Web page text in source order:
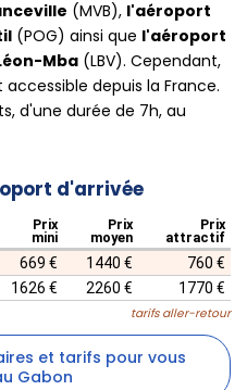
(MVB), l'aéroport
(POG) ainsi que l'aéroport
Mba (LBV). Cependant,
depuis la France.
d'une durée de 7h, au
d'arrivée
Prix
mini
Prix
moyen
Prix
attractif
669 € 1440 € 760 €
1626 € 2260 € 1770 €
tarifs aller-retour
et tarifs pour vous
Gabon